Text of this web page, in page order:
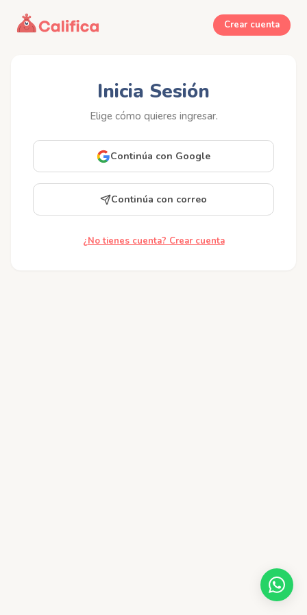
Crear cuenta
Inicia Sesión
Elige cómo quieres ingresar.
Continúa con Google
Continúa con correo
¿No tienes cuenta? Crear cuenta